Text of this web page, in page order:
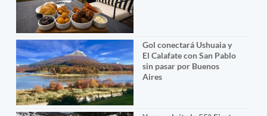
Gol conectará Ushuaia y
El Calafate con San Pablo
sin pasar por Buenos
Aires